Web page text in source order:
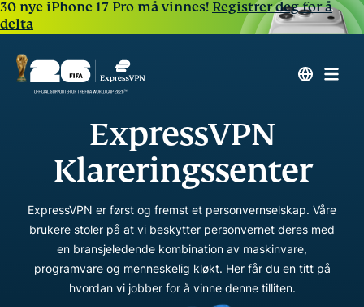
30 nye iPhone 17 Pro må vinnes! Registrer deg for å
delta
ExpressVPN
Klareringssenter
ExpressVPN er først og fremst et personvernselskap. Våre
brukere stoler på at vi beskytter personvernet deres med
en bransjeledende kombination av maskinvare,
programvare og menneskelig kløkt. Her får du en titt på
hvordan vi jobber for å vinne denne tilliten.